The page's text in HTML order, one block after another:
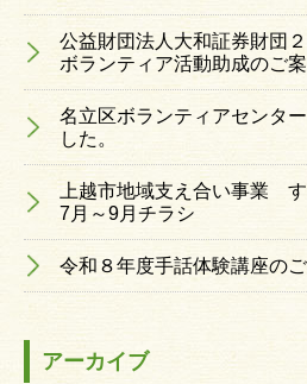
公益財団法人大和証券財団
ボランティア活動助成のご
名立区ボランティアセンタ
した。
上越市地域支え合い事業
7月～9月チラシ
令和８年度手話体験講座の
アーカイブ